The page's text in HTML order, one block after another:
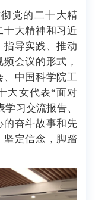
党的二十大精
大精神和习近
导实践、推动
会议的形式，
中国科学院工
大女代表“面对
习交流报告、
的奋斗故事和先
定信念，脚踏